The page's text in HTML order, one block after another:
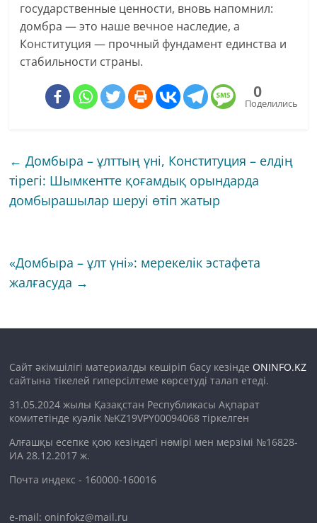
государственные ценности, вновь напомнил:
домбра — это наше вечное наследие, а
Конституция — прочный фундамент единства и
стабильности страны.
0
Поделились
← Домбыра – ұлттың үні, Конституция – елдің
тірегі: Шымкентте қоғамдық орындарда
домбырашылар шеруі өтіп жатыр
«Домбыра – ұлт үні»: мерекелік эстафета
жалғасуда →
Сайт әкімшілігі материалды көшіріп басу кезінде ONINFO.KZ
сайтына тікелей гиперсілтеме көрсетуді талап етеді.
31.05.2024 жылы Қазақстан Республикасы Ақпарат
комитетінде куәлік №KZ19VPY00094068 тіркелген
Алғашқы есепке қою кезіндегі нөмірі мен мерзімі №16828-
ИА 28.12.2017 ж.
Почта индекс - 160000-160016
e-mail: oninfokz@mail.ru